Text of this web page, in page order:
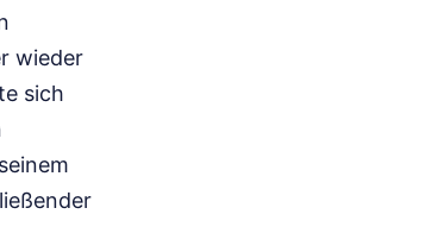
wieder
sich